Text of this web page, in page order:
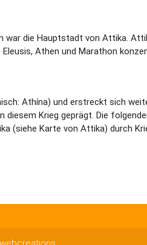
die Hauptstadt von Attika.
Athen und Marathon
Athína) und erstreckt sich
Krieg geprägt. Die
(siehe Karte von Attika) durch